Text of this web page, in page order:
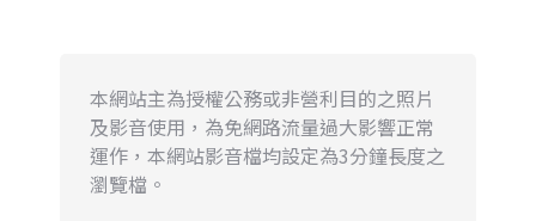
本網站主為授權公務或非營利目的之照片
及影音使用，為免網路流量過大影響正常
運作，本網站影音檔均設定為3分鐘長度之
瀏覽檔。